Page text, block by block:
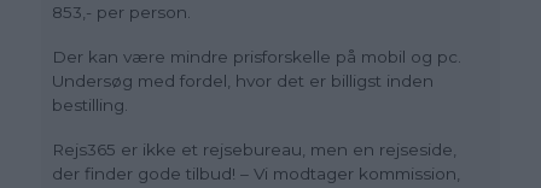
853,- per person.
Der kan være mindre prisforskelle på mobil og pc.
Undersøg med fordel, hvor det er billigst inden
bestilling.
Rejs365 er ikke et rejsebureau, men en rejseside,
der finder gode tilbud! – Vi modtager kommission,